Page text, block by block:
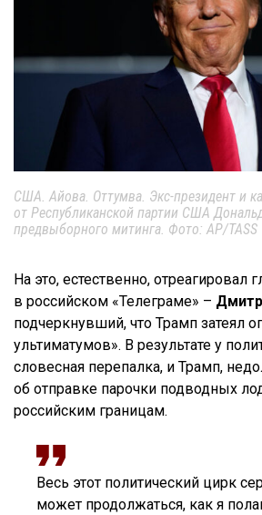
США. Айова. Оттумва. Экс-президент и
от Республиканской партии США
предвыборного митинга. Фото: AP/TASS
На это, естественно, отреагировал
в российском «Телеграме» –
подчеркнувший, что Трамп затеял
ультиматумов». В результате у
словесная перепалка, и Трамп,
об отправке парочки подводных
российским границам.
Весь этот политический цирк
может продолжаться, как я